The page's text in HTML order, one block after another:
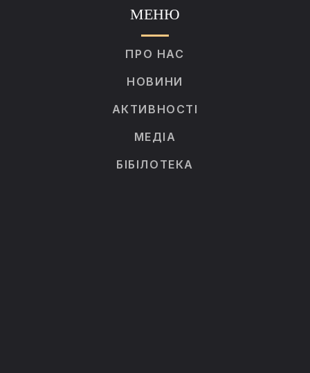
МЕНЮ
ПРО НАС
НОВИНИ
АКТИВНОСТІ
МЕДІА
БІБІЛОТЕКА